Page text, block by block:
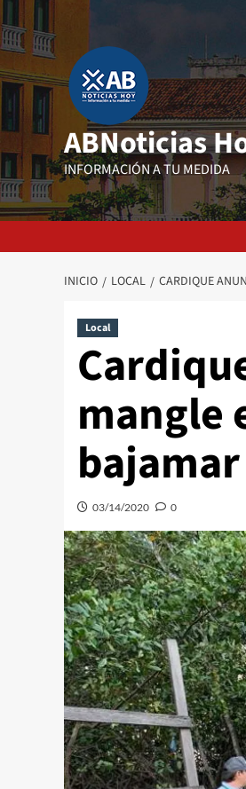
al
contenido
ABNoticias
INFORMACIÓN A TU MEDIDA
INICIO LOCAL CARDIQUE
Local
mangle
03/14/2020 0